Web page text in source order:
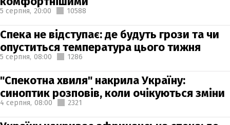
5 серпня, 20:00 10588
Спека не відступає: де будуть грози та чи
опуститься температура цього тижня
5 серпня, 08:00 1286
"Спекотна хвиля" накрила Україну:
синоптик розповів, коли очікуються зміни
4 серпня, 08:00 2321